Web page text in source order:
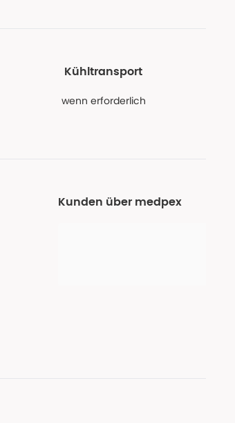
Kühltransport
wenn erforderlich
Kunden über medpex